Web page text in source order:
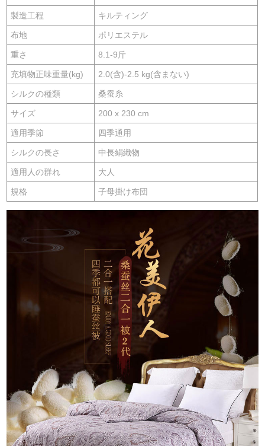
製造工程 キルティング
布地 ポリエステル
重さ 8.1-9斤
充填物正味重量(kg) 2.0(含)-2.5 kg(含まない)
シルクの種類 桑蚕糸
サイズ 200 x 230 cm
適用季節 四季通用
シルクの長さ 中長絹織物
適用人の群れ 大人
規格 子母掛け布団